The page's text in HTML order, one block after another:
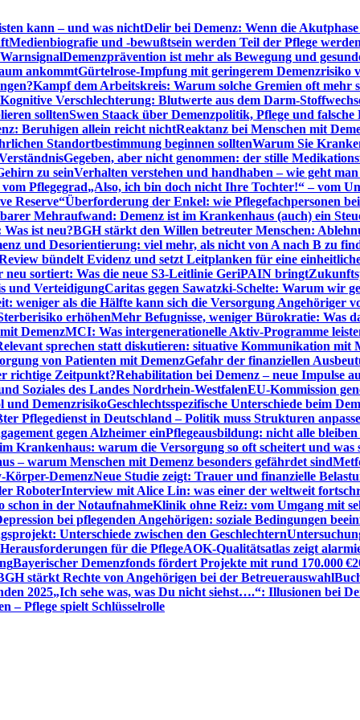
kann – und was nichtDelir bei Demenz: Wenn die
Medienbiografie und -bewußtsein werden Teil der Pflege werden
Demenzprävention ist mehr als Bewegung und
ankommtGürtelrose-Impfung mit geringerem Demenzrisiko
Kampf dem Arbeitskreis: Warum solche Gremien oft mehr
Kognitive Verschlechterung: Blutwerte aus dem Darm-
solltenSwen Staack über Demenzpolitik, Pflege und falsche
Beruhigen allein reicht nichtReaktanz bei Menschen mit
Standortbestimmung beginnen solltenWarum Sie
Gegeben, aber nicht genommen: der stille
zu seinVerhalten verstehen und handhaben – wie geht
Pflegegrad„Also, ich bin doch nicht Ihre Tochter!“ – vom
Reserve“Überforderung der Enkel: wie Pflegefachpersonen
Mehraufwand: Demenz ist im Krankenhaus (auch) ein
ist neu?BGH stärkt den Willen betreuter Menschen:
und Desorientierung: viel mehr, als nicht von A nach B zu
bündelt Evidenz und setzt Leitplanken für eine
neu sortiert: Was die neue S3-Leitlinie GeriPAIN bringt
und VerteidigungCaritas gegen Sawatzki-Schelte: Warum wir
weniger als die Hälfte kann sich die Versorgung Angehöriger
erhöhenMehr Befugnisse, weniger Bürokratie: Was
DemenzMCI: Was intergenerationelle Aktiv-Programme
sprechen statt diskutieren: situative Kommunikation mit
von Patienten mit DemenzGefahr der finanziellen
richtige Zeitpunkt?Rehabilitation bei Demenz – neue Impulse
Soziales des Landes Nordrhein-WestfalenEU-Kommission
und DemenzrisikoGeschlechtsspezifische Unterschiede beim
Pflegedienst in Deutschland – Politik muss Strukturen
gegen Alzheimer einPflegeausbildung: nicht alle bleiben
Krankenhaus: warum die Versorgung so oft scheitert und was
– warum Menschen mit Demenz besonders gefährdet sind
Körper-DemenzNeue Studie zeigt: Trauer und finanzielle
RoboterInterview mit Alice Lin: was einer der weltweit
schon in der NotaufnahmeKlinik ohne Reiz: vom Umgang mit
bei pflegenden Angehörigen: soziale Bedingungen
Unterschiede zwischen den Geschlechtern
für die PflegeAOK-Qualitätsatlas zeigt
Bayerischer Demenzfonds fördert Projekte mit rund 170.000 €
stärkt Rechte von Angehörigen bei der Betreuerauswahl
2025„Ich sehe was, was Du nicht siehst….“: Illusionen bei
– Pflege spielt Schlüsselrolle